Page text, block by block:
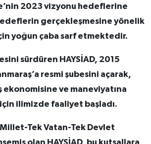
2023 vizyonu hedeflerine
gerçekleşmesine yönelik
yoğun çaba sarf etmektedir.
sürdüren HAYSİAD, 2015
resmi şubesini açarak,
ekonomisine ve maneviyatına
ilimizde faaliyet başladı.
Tek Vatan-Tek Devlet